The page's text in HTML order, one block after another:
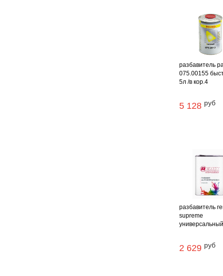
разбавитель
075.00155
5л /в кор.4
5 128 руб
разбавитель
supreme
2 629 руб